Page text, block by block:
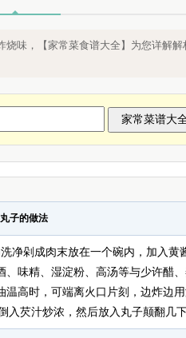
味，【家常菜食谱大全】为您详解
子的做法
净剁成肉末放在一个碗内，加入黄
味精、湿淀粉、高汤等与少许醋
高时，可端离火口片刻，边炸边
芡汁炒浓，然后放入丸子颠翻几